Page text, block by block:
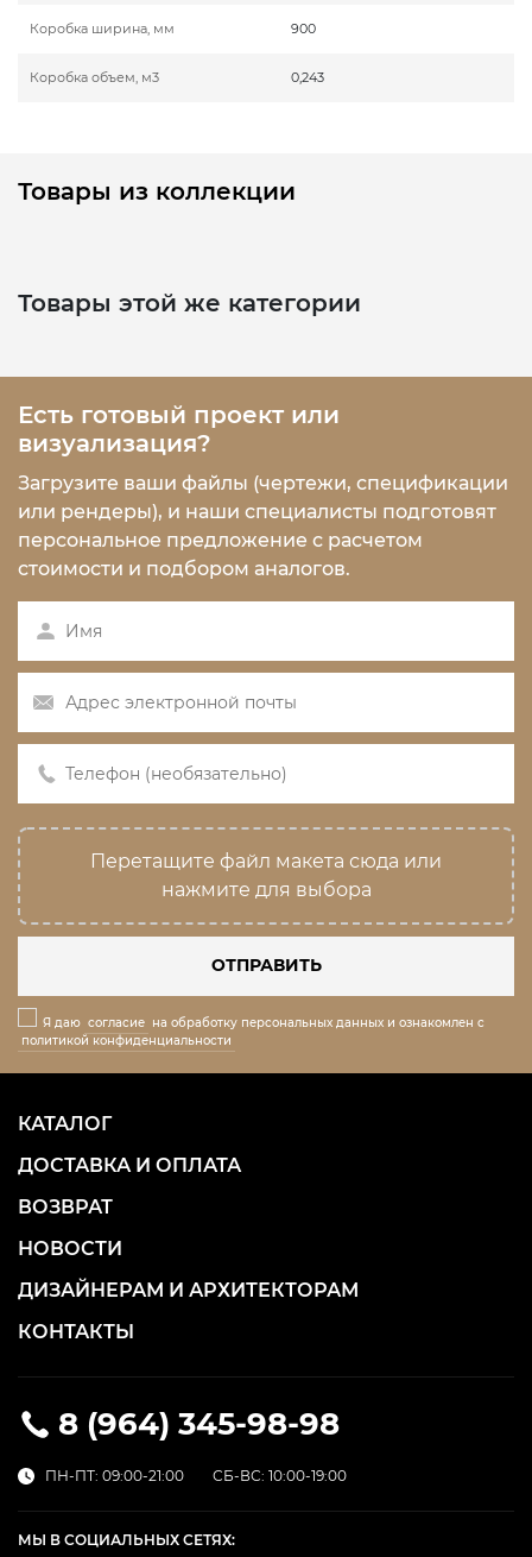
Коробка ширина, мм 900
Коробка объем, м3 0,243
Товары из коллекции
Товары этой же категории
Есть готовый проект или
визуализация?
Загрузите ваши файлы (чертежи, спецификации
или рендеры), и наши специалисты подготовят
персональное предложение с расчетом
стоимости и подбором аналогов.
Перетащите файл макета сюда или
нажмите для выбора
ОТПРАВИТЬ
Я даю согласие на обработку персональных данных и ознакомлен с
политикой конфиденциальности
8 (964) 345-98-98
ПН-ПТ: 09:00-21:00 СБ-ВС: 10:00-19:00
КАТАЛОГ
ДОСТАВКА И ОПЛАТА
ВОЗВРАТ
НОВОСТИ
ДИЗАЙНЕРАМ И АРХИТЕКТОРАМ
КОНТАКТЫ
МЫ В СОЦИАЛЬНЫХ СЕТЯХ: